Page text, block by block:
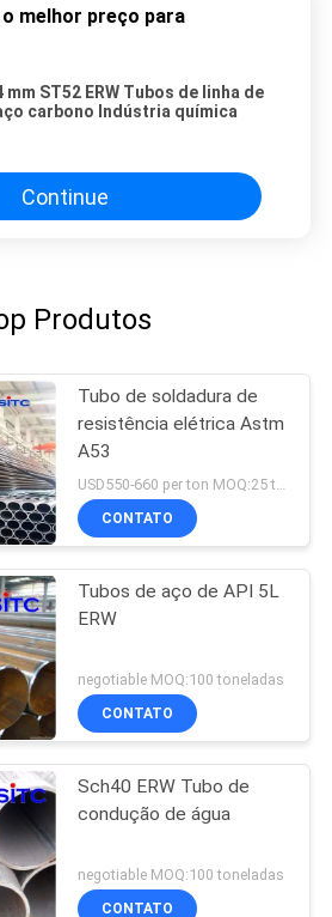
melhor preço para
mm ST52 ERW Tubos de linha de
carbono Indústria química
Continue
Produtos
Tubo de soldadura de
resistência elétrica Astm
A53
USD550-660 per ton MOQ:25 toneladas
CONTATO
Tubos de aço de API 5L
ERW
negotiable MOQ:100 toneladas
CONTATO
Sch40 ERW Tubo de
condução de água
negotiable MOQ:100 toneladas
CONTATO